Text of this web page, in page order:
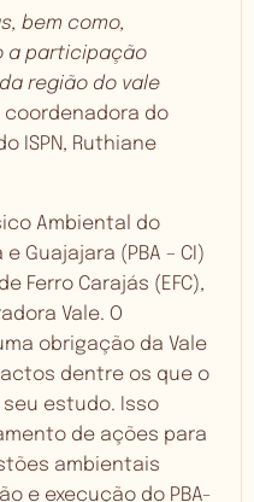
bem como,
a participação
região do vale
coordenadora do
ISPN, Ruthiane
Ambiental do
Guajajara (PBA – CI)
Ferro Carajás (EFC),
Vale. O
obrigação da Vale
dentre os que o
estudo. Isso
de ações para
ambientais
e execução do PBA-